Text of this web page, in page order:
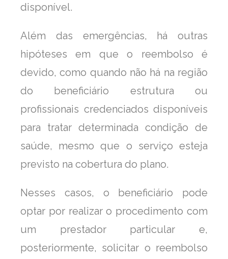
disponível.
Além das emergências, há outras
hipóteses em que o reembolso é
devido, como quando não há na região
do beneficiário estrutura ou
profissionais credenciados disponíveis
para tratar determinada condição de
saúde, mesmo que o serviço esteja
previsto na cobertura do plano.
Nesses casos, o beneficiário pode
optar por realizar o procedimento com
um prestador particular e,
posteriormente, solicitar o reembolso